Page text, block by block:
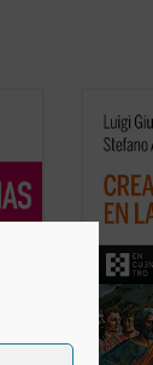
La
el
que el
es ...(ver